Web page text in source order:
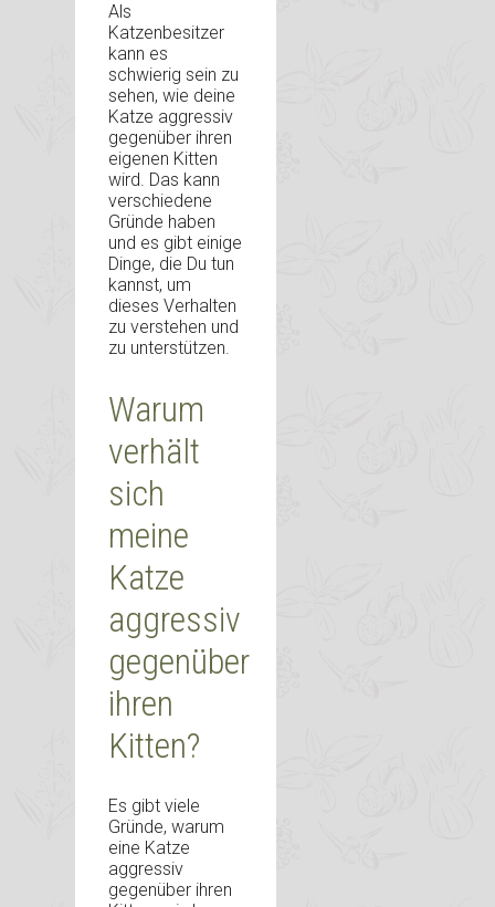
Als
Katzenbesitzer
kann es
schwierig sein zu
sehen, wie deine
Katze aggressiv
gegenüber ihren
eigenen Kitten
wird. Das kann
verschiedene
Gründe haben
und es gibt einige
Dinge, die Du tun
kannst, um
dieses Verhalten
zu verstehen und
zu unterstützen.
Warum
verhält
sich
meine
Katze
aggressiv
gegenüber
ihren
Kitten?
Es gibt viele
Gründe, warum
eine Katze
aggressiv
gegenüber ihren